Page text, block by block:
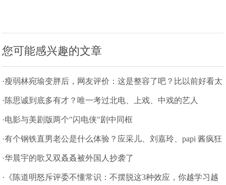
您可能感兴趣的文章
·瘦弱林宛瑜变胖后，网友评价：这是整容了吧？比以前好看太
多
·陈思诚到底多有才？唯一考过北电、上戏、中戏的艺人
·电影与美剧版两个"闪电侠"剧中同框
·有个钢铁直男老公是什么体验？应采儿、刘嘉玲、papi 酱疯狂
吐槽
·华晨宇的歌又双叒叒被外国人抄袭了
·《陈道明怒斥评委不懂常识：不摆脱这3种效应，你越学习越